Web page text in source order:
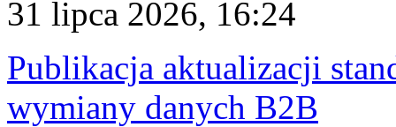
31 lipca 2026, 16:24
Publikacja aktualizacji
wymiany danych B2B